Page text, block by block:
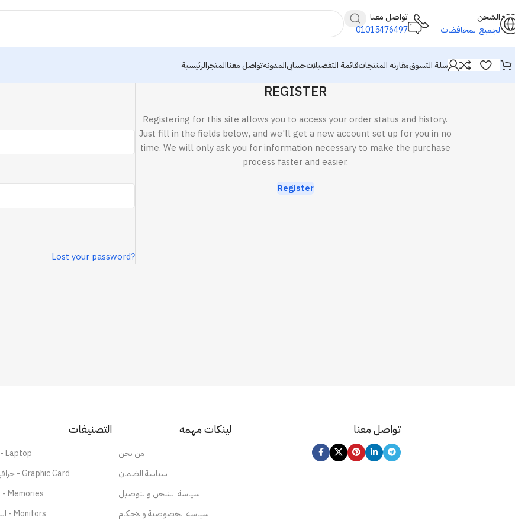
تواصل معنا
01015476497
الشحن
لجميع المحافظات
الرئيسيةالمتجرتواصل معناالمدونهحسابىقائمة التفضيلاتمقارنه المنتجاتسلة التسوق
Lost your password?
REGISTER
Registering for this site allows you to access your order status and history.
Just fill in the fields below, and we'll get a new account set up for you in no
time. We will only ask you for information necessary to make the purchase
process faster and easier.
Register
التصنيفات
لابتوب - Laptop
جرافيك كارد - Graphic Card
ميموري - Memories
الشاشات - Monitors
لينكات مهمه
من نحن
سياسة الضمان
سياسة الشحن والتوصيل
سياسة الخصوصية والاحكام
تواصل معنا